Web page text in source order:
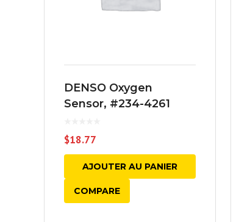
DENSO Oxygen
Sensor, #234-4261
$18.77
AJOUTER AU PANIER
COMPARE